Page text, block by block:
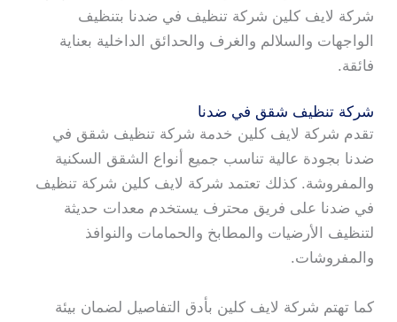
شركة لايف كلين شركة تنظيف في ضدنا بتنظيف
الواجهات والسلالم والغرف والحدائق الداخلية بعناية
فائقة.
شركة تنظيف شقق في ضدنا
تقدم شركة لايف كلين خدمة شركة تنظيف شقق في
ضدنا بجودة عالية تناسب جميع أنواع الشقق السكنية
والمفروشة. كذلك تعتمد شركة لايف كلين شركة تنظيف
في ضدنا على فريق محترف يستخدم معدات حديثة
لتنظيف الأرضيات والمطابخ والحمامات والنوافذ
والمفروشات.
كما تهتم شركة لايف كلين بأدق التفاصيل لضمان بيئة